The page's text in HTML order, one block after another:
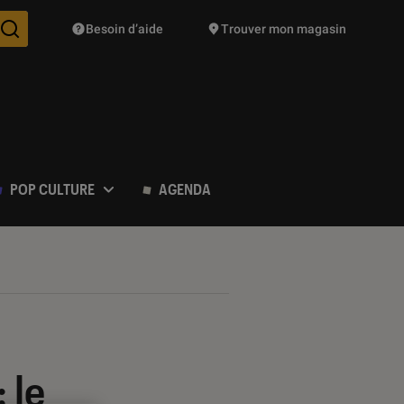
Des suggestions de produits vont vous être proposées
Besoin d’aide Trouver mon magasin
POP CULTURE AGENDA
le